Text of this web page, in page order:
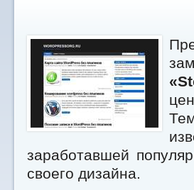
заработавшей
своего дизайна.